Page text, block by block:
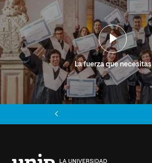
La fuerza que necesitas